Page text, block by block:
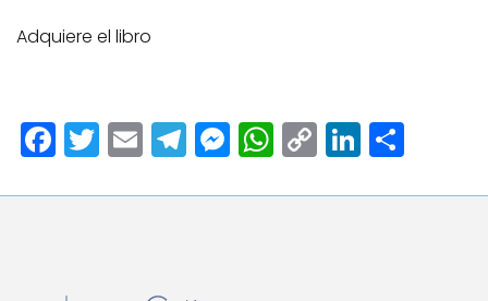
Adquiere el libro
Facebook
Twitter
EmailTelegram
Messenger
WhatsApp
Copy
Link